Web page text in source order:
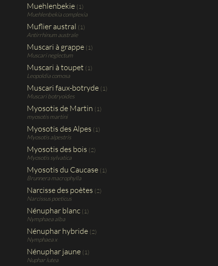
Muehlenbekie (1)
Muehlenbekia complexia
Muflier austral (1)
Antirrhinum australe
Muscari à grappe (1)
Muscari neglectum
Muscari à toupet (1)
Leopoldia comosa
Muscari faux-botryde (1)
Muscari botryoides
Myosotis de Martin (1)
myosotis martini
Myosotis des Alpes (1)
Myosotis alpestris
Myosotis des bois (2)
Myosotis sylvatica
Myosotis du Caucase (1)
Brunnera macrophylla
Narcisse des poètes (2)
Narcissus poeticus
Nénuphar blanc (1)
Nymphaea alba
Nénuphar hybride (2)
Nymphaea x
Nénuphar jaune (1)
Nuphar lutea